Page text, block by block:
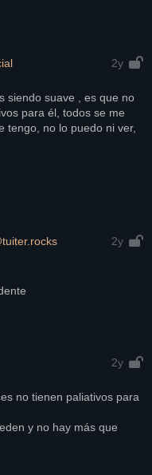
2y
siendo suave , es que no
para él, todos se me
tengo, no lo puedo ni ver,
2y
2y
no tienen paliativos para
y no hay más que